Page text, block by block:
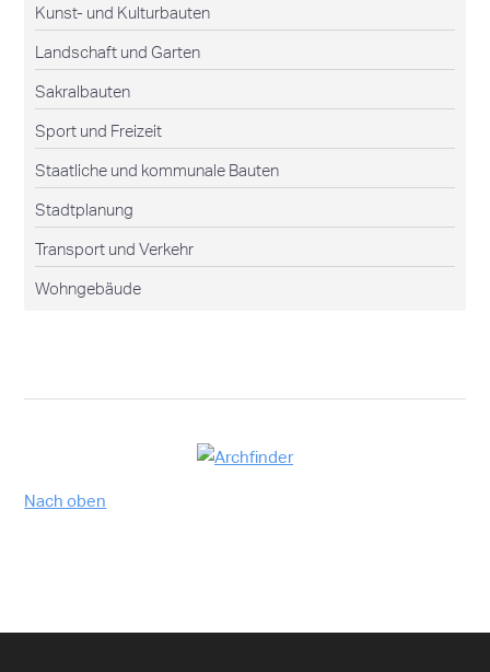
Kunst- und Kulturbauten
Landschaft und Garten
Sakralbauten
Sport und Freizeit
Staatliche und kommunale Bauten
Stadtplanung
Transport und Verkehr
Wohngebäude
Nach oben